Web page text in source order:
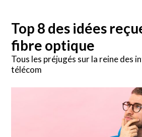
Top 8 des idées
fibre optique
Tous les préjugés sur la reine des
télécom